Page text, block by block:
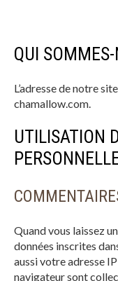
QUI
L’adresse de notre
chamallow.com.
UTILISATION
Quand vous laissez
données inscrites
aussi votre adresse
navigateur sont